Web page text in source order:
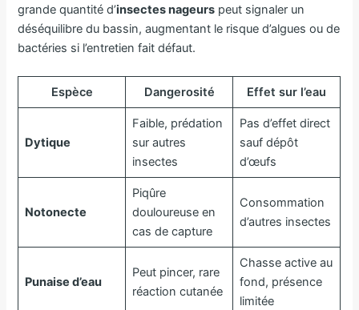
grande quantité d’insectes nageurs peut signaler un
déséquilibre du bassin, augmentant le risque d’algues ou de
bactéries si l’entretien fait défaut.
Espèce Dangerosité Effet sur l’eau
Dytique
Faible, prédation
sur autres
insectes
Pas d’effet direct
sauf dépôt
d’œufs
Notonecte
Piqûre
douloureuse en
cas de capture
Consommation
d’autres insectes
Punaise d’eau
Peut pincer, rare
réaction cutanée
Chasse active au
fond, présence
limitée